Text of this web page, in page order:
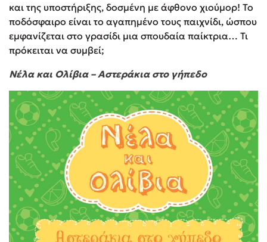
και της υποστήριξης, δοσμένη με άφθονο χιούμορ! Το
ποδόσφαιρο είναι το αγαπημένο τους παιχνίδι, ώσπου
εμφανίζεται στο γρασίδι μια σπουδαία παίκτρια… Τι
πρόκειται να συμβεί;
Νέλα και Ολίβια – Αστεράκια στο γήπεδο